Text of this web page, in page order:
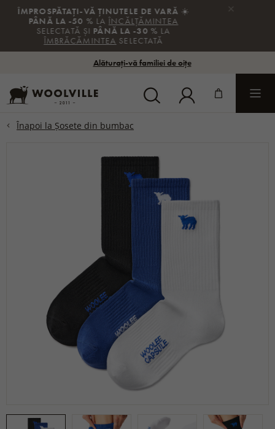
× REDUCERI DE VACANȚĂ
%LAARTICOLELE FĂRĂ REDUCERE
COD:EXTRA
Alăturați-vă familiei de oițe